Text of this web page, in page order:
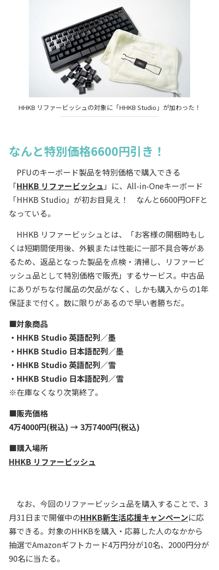
HHKB リファービッシュの対象に「HHKB Studio」が加わった！
なんと特別価格6600円引き！
PFUのキーボード製品を特別価格で購入できる
「HHKB リファービッシュ 」に、All-in-Oneキーボード
「HHKB Studio」が初お目見え！ なんと6600円OFFと
なっている。
HHKB リファービッシュとは、「お客様の開梱時もし
くは短期間使用後、外観または性能に一部不具合等があ
るため、返品となった製品を点検・清掃し、リファービ
ッシュ品として特別価格で販売」するサービス。中古品
にありがちな付属品の欠品がなく、しかも購入からの1年
保証まで付く。数に限りがあるので早い者勝ちだ。
■対象商品
・HHKB Studio 英語配列／墨
・HHKB Studio 日本語配列／墨
・HHKB Studio 英語配列／雪
・HHKB Studio 日本語配列／雪
※在庫なくなり次第終了。
■販売価格
4万4000円(税込) → 3万7400円(税込)
■購入場所
HHKB リファービッシュ
なお、今回のリファービッシュ品を購入することで、3
月31日まで開催中のHHKB新生活応援キャンペーンに応
募できる。対象のHHKBを購入・応募した人のなかから
抽選でAmazonギフトカード4万円分が10名、2000円分が
90名に当たる。